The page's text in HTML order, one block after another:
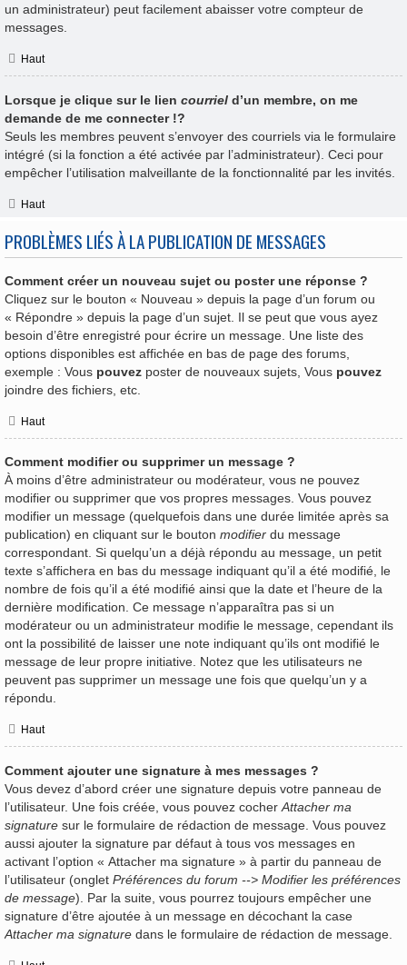
un administrateur) peut facilement abaisser votre compteur de
messages.
Haut
Lorsque je clique sur le lien courriel d’un membre, on me
demande de me connecter !?
Seuls les membres peuvent s’envoyer des courriels via le formulaire
intégré (si la fonction a été activée par l’administrateur). Ceci pour
empêcher l’utilisation malveillante de la fonctionnalité par les invités.
Haut
PROBLÈMES LIÉS À LA PUBLICATION DE MESSAGES
Comment créer un nouveau sujet ou poster une réponse ?
Cliquez sur le bouton « Nouveau » depuis la page d’un forum ou
« Répondre » depuis la page d’un sujet. Il se peut que vous ayez
besoin d’être enregistré pour écrire un message. Une liste des
options disponibles est affichée en bas de page des forums,
exemple : Vous pouvez poster de nouveaux sujets, Vous pouvez
joindre des fichiers, etc.
Haut
Comment modifier ou supprimer un message ?
À moins d’être administrateur ou modérateur, vous ne pouvez
modifier ou supprimer que vos propres messages. Vous pouvez
modifier un message (quelquefois dans une durée limitée après sa
publication) en cliquant sur le bouton modifier du message
correspondant. Si quelqu’un a déjà répondu au message, un petit
texte s’affichera en bas du message indiquant qu’il a été modifié, le
nombre de fois qu’il a été modifié ainsi que la date et l’heure de la
dernière modification. Ce message n’apparaîtra pas si un
modérateur ou un administrateur modifie le message, cependant ils
ont la possibilité de laisser une note indiquant qu’ils ont modifié le
message de leur propre initiative. Notez que les utilisateurs ne
peuvent pas supprimer un message une fois que quelqu’un y a
répondu.
Haut
Comment ajouter une signature à mes messages ?
Vous devez d’abord créer une signature depuis votre panneau de
l’utilisateur. Une fois créée, vous pouvez cocher Attacher ma
signature sur le formulaire de rédaction de message. Vous pouvez
aussi ajouter la signature par défaut à tous vos messages en
activant l’option « Attacher ma signature » à partir du panneau de
l’utilisateur (onglet Préférences du forum --> Modifier les préférences
de message). Par la suite, vous pourrez toujours empêcher une
signature d’être ajoutée à un message en décochant la case
Attacher ma signature dans le formulaire de rédaction de message.